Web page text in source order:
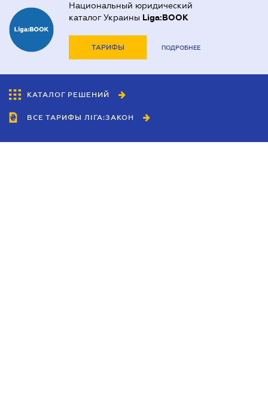
Национальный юридический
каталог Украины Liga:BOOK
ТАРИФЫ ПОДРОБНЕЕ
КАТАЛОГ РЕШЕНИЙ
ВСЕ ТАРИФЫ ЛІГА:ЗАКОН